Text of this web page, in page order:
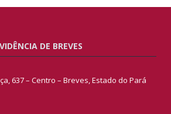
DE BREVES
637 – Centro – Breves, Estado do Pará